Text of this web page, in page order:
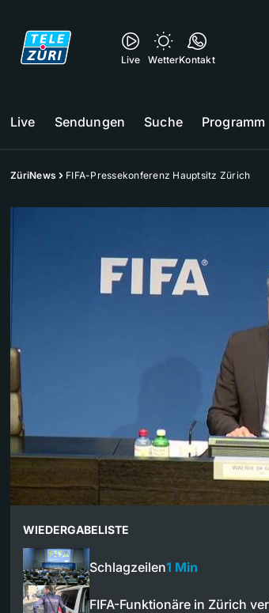
Live WetterKontakt
Live Sendungen Suche Programm
ZüriNews FIFA-Pressekonferenz Hauptsitz Zürich
WIEDERGABELISTE
Schlagzeilen1 Min
FIFA-Funktionäre in Zürich